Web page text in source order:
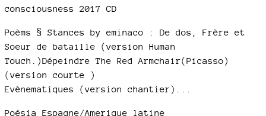
consciousness 2017 CD
Poèms § Stances by eminaco : De dos, Frère et
Soeur de bataille (version Human
Touch.)Dépeindre The Red Armchair(Picasso)
(version courte )
Evènematiques (version chantier)...
Poésia Espagne/Amerique latine